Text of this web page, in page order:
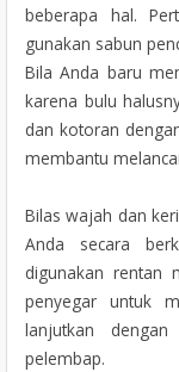
beberapa hal.
gunakan sabun
Bila Anda baru
karena bulu
dan kotoran
membantu
Bilas wajah dan
Anda secara
digunakan rentan
penyegar untuk
lanjutkan
pelembap.